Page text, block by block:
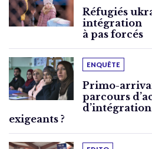
Réfugiés
intégration
à pas forcés
ENQUÊTE
Primo-
parcours
exigeants ?